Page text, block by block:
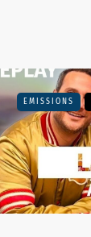
EMISSIONS